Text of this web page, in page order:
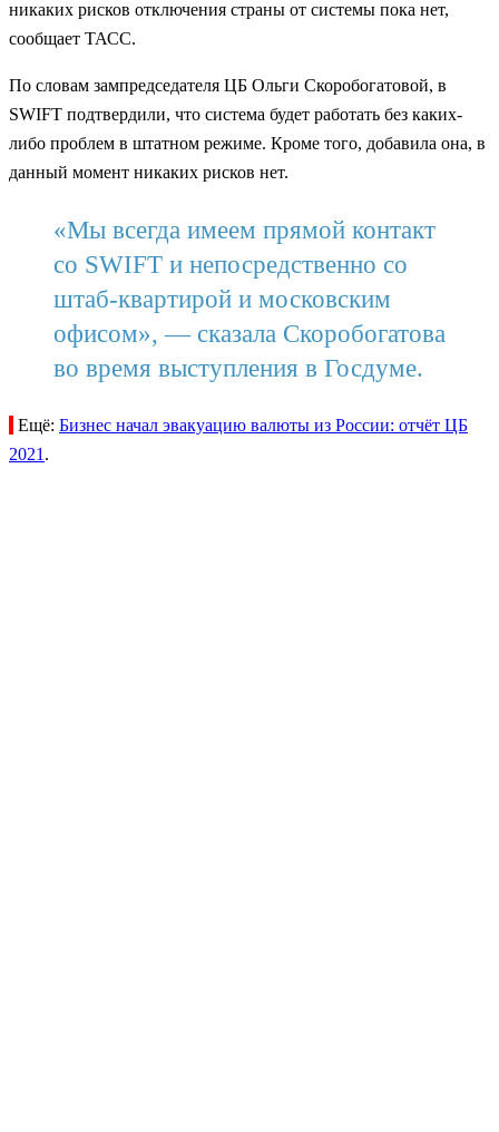
никаких рисков отключения страны от системы пока нет,
сообщает ТАСС.
По словам зампредседателя ЦБ Ольги Скоробогатовой, в
SWIFT подтвердили, что система будет работать без каких-
либо проблем в штатном режиме. Кроме того, добавила она, в
данный момент никаких рисков нет.
«Мы всегда имеем прямой контакт
со SWIFT и непосредственно со
штаб-квартирой и московским
офисом», — сказала Скоробогатова
во время выступления в Госдуме.
Ещё: Бизнес начал эвакуацию валюты из России: отчёт ЦБ
2021 .